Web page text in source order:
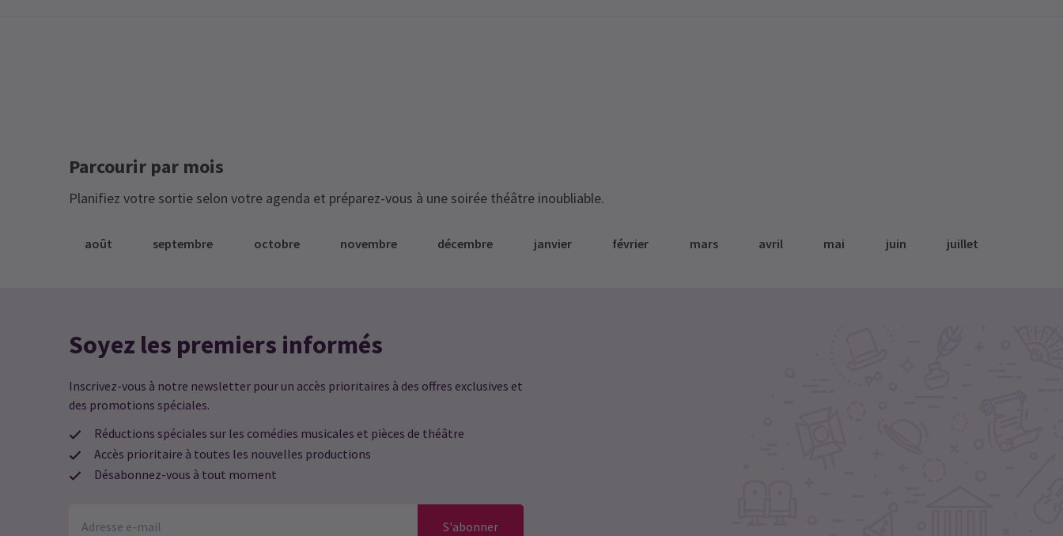
Parcourir par mois
Planifiez votre sortie selon votre agenda et préparez-vous à une soirée théâtre inoubliable.
août septembre octobre novembre décembre janvier février mars avril mai juin juillet
Soyez les premiers informés
Inscrivez-vous à notre newsletter pour un accès prioritaires à des offres exclusives et
des promotions spéciales.
Réductions spéciales sur les comédies musicales et pièces de théâtre
Accès prioritaire à toutes les nouvelles productions
Désabonnez-vous à tout moment
S'abonner